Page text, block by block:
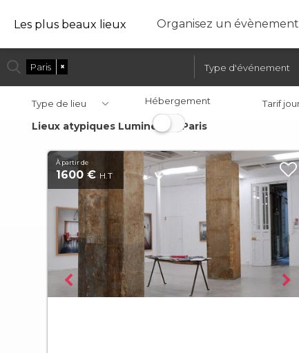
Les plus beaux lieux Organisez un évènement
Paris ×
Type de lieu Hébergement Tarif
Lieux atypiques Lumineux à Paris
À partir de
1600 € H.T